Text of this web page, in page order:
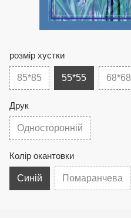
розмір хустки
85*85 55*55 68*68
Друк
Односторонній
Колір окантовки
Синій Помаранчева